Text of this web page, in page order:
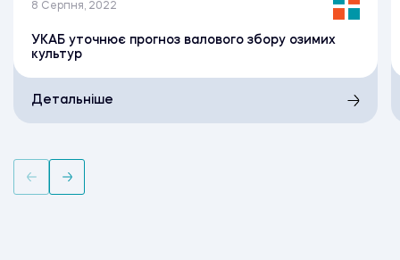
8 Серпня, 2022
УКАБ уточнює прогноз валового збору озимих
культур
Детальніше